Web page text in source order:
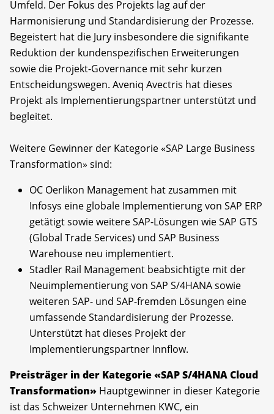
Umfeld. Der Fokus des Projekts lag auf der
Harmonisierung und Standardisierung der Prozesse.
Begeistert hat die Jury insbesondere die signifikante
Reduktion der kundenspezifischen Erweiterungen
sowie die Projekt-Governance mit sehr kurzen
Entscheidungswegen. Aveniq Avectris hat dieses
Projekt als Implementierungspartner unterstützt und
begleitet.
Weitere Gewinner der Kategorie «SAP Large Business
Transformation» sind:
OC Oerlikon Management hat zusammen mit
Infosys eine globale Implementierung von SAP ERP
getätigt sowie weitere SAP-Lösungen wie SAP GTS
(Global Trade Services) und SAP Business
Warehouse neu implementiert.
Stadler Rail Management beabsichtigte mit der
Neuimplementierung von SAP S/4HANA sowie
weiteren SAP- und SAP-fremden Lösungen eine
umfassende Standardisierung der Prozesse.
Unterstützt hat dieses Projekt der
Implementierungspartner Innflow.
Preisträger in der Kategorie «SAP S/4HANA Cloud
Transformation» Hauptgewinner in dieser Kategorie
ist das Schweizer Unternehmen KWC, ein